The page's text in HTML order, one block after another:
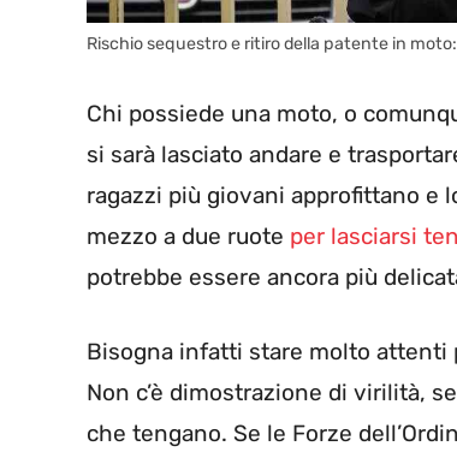
Rischio sequestro e ritiro della patente in
Chi possiede una moto, o
si sarà lasciato andare e
ragazzi più giovani approfittano e
mezzo a due ruote per lasciarsi
potrebbe essere ancora più
Bisogna infatti stare molto attenti
Non c’è dimostrazione di virilità,
che tengano. Se le Forze